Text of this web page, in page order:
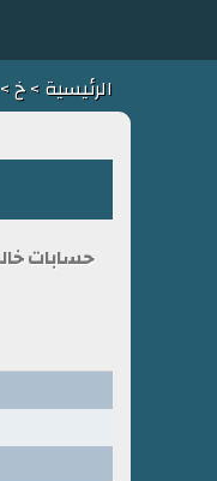
الرئيسية>خ
حسابات